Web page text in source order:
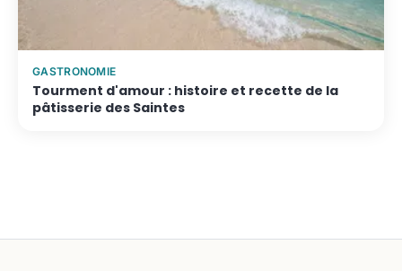
GASTRONOMIE
Tourment d'amour : histoire et recette de la
pâtisserie des Saintes